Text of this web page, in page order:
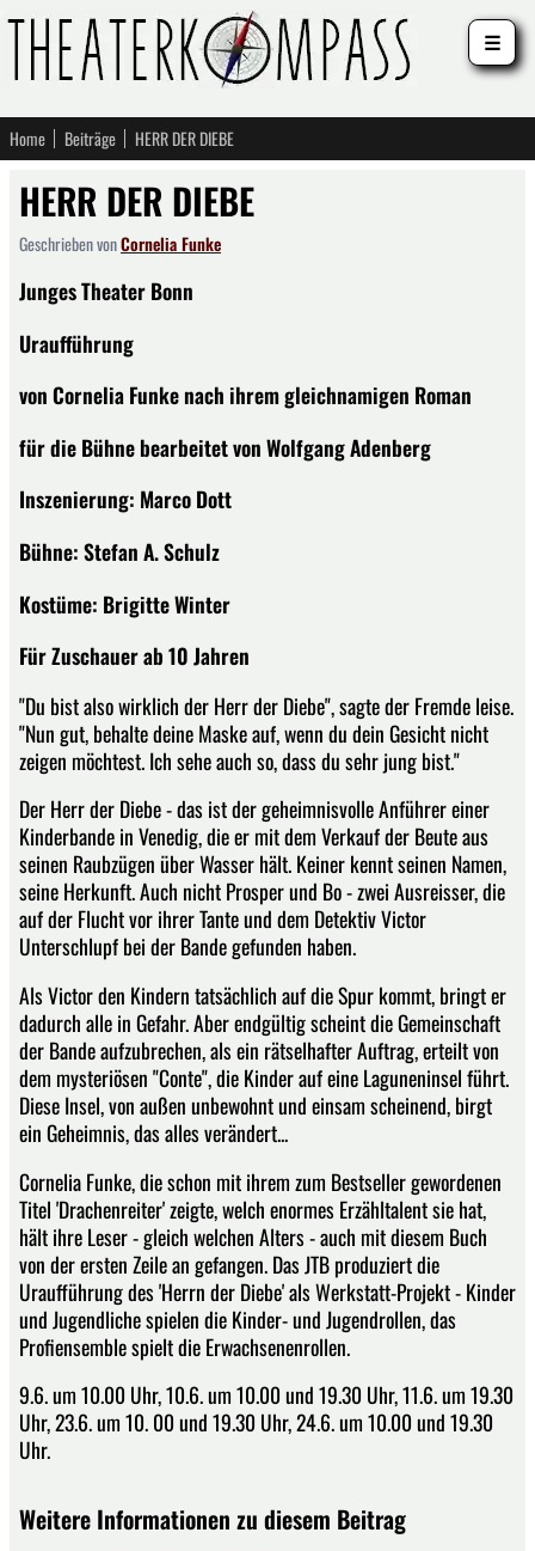
Home Beiträge HERR DER DIEBE
HERR DER DIEBE
Geschrieben vonCornelia Funke
Junges Theater Bonn
Uraufführung
von Cornelia Funke nach ihrem gleichnamigen Roman
für die Bühne bearbeitet von Wolfgang Adenberg
Inszenierung: Marco Dott
Bühne: Stefan A. Schulz
Kostüme: Brigitte Winter
Für Zuschauer ab 10 Jahren
"Du bist also wirklich der Herr der Diebe", sagte der Fremde leise.
"Nun gut, behalte deine Maske auf, wenn du dein Gesicht nicht
zeigen möchtest. Ich sehe auch so, dass du sehr jung bist."
Der Herr der Diebe - das ist der geheimnisvolle Anführer einer
Kinderbande in Venedig, die er mit dem Verkauf der Beute aus
seinen Raubzügen über Wasser hält. Keiner kennt seinen Namen,
seine Herkunft. Auch nicht Prosper und Bo - zwei Ausreisser, die
auf der Flucht vor ihrer Tante und dem Detektiv Victor
Unterschlupf bei der Bande gefunden haben.
Als Victor den Kindern tatsächlich auf die Spur kommt, bringt er
dadurch alle in Gefahr. Aber endgültig scheint die Gemeinschaft
der Bande aufzubrechen, als ein rätselhafter Auftrag, erteilt von
dem mysteriösen "Conte", die Kinder auf eine Laguneninsel führt.
Diese Insel, von außen unbewohnt und einsam scheinend, birgt
ein Geheimnis, das alles verändert...
Cornelia Funke, die schon mit ihrem zum Bestseller gewordenen
Titel 'Drachenreiter' zeigte, welch enormes Erzähltalent sie hat,
hält ihre Leser - gleich welchen Alters - auch mit diesem Buch
von der ersten Zeile an gefangen. Das JTB produziert die
Uraufführung des 'Herrn der Diebe' als Werkstatt-Projekt - Kinder
und Jugendliche spielen die Kinder- und Jugendrollen, das
Profiensemble spielt die Erwachsenenrollen.
9.6. um 10.00 Uhr, 10.6. um 10.00 und 19.30 Uhr, 11.6. um 19.30
Uhr, 23.6. um 10. 00 und 19.30 Uhr, 24.6. um 10.00 und 19.30
Uhr.
Weitere Informationen zu diesem Beitrag
☰